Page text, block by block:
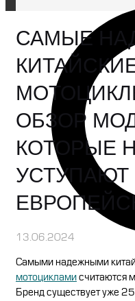
САМЫЕ
ОБЗОР
КОТОРЫЕ
УСТУПАЮТ
13.06.2024
Самыми надежными
мотоцикламисчитаются
Бренд существует уже